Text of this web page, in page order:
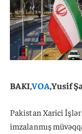
BAKI,VOA,Yusif
Pakistan Xarici
imzalanmış